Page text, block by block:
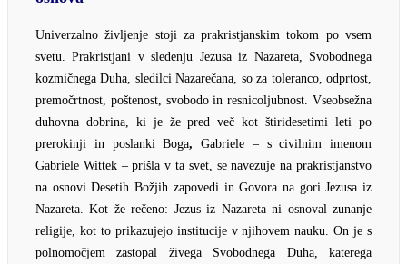
Univerzalno življenje stoji za prakristjanskim tokom po vsem
svetu. Prakristjani v sledenju Jezusa iz Nazareta, Svobodnega
kozmičnega Duha, sledilci Nazarečana, so za toleranco, odprtost,
premočrtnost, poštenost, svobodo in resnicoljubnost. Vseobsežna
duhovna dobrina, ki je že pred več kot štiridesetimi leti po
prerokinji in poslanki Boga, Gabriele – s civilnim imenom
Gabriele Wittek – prišla v ta svet, se navezuje na prakristjanstvo
na osnovi Desetih Božjih zapovedi in Govora na gori Jezusa iz
Nazareta. Kot že rečeno: Jezus iz Nazareta ni osnoval zunanje
religije, kot to prikazujejo institucije v njihovem nauku. On je s
polnomočjem zastopal živega Svobodnega Duha, katerega